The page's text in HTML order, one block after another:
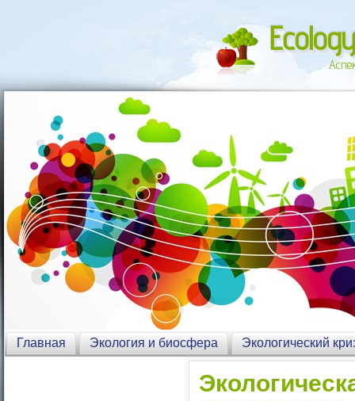
Главная Экология и биосфера Экологический